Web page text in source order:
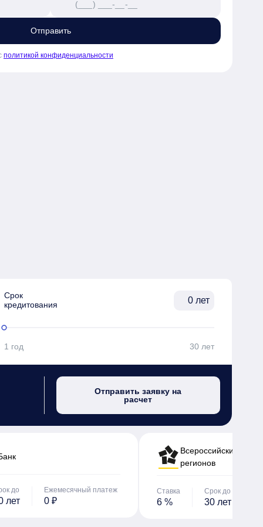
Отправить
политикой конфиденциальности
Срок
кредитования
лет
1 год 30 лет
Отправить заявку на
расчет
до
лет
Ежемесячный платеж
0 ₽
Всероссийский банк
регионов
Ставка
6 %
Срок до
30 лет